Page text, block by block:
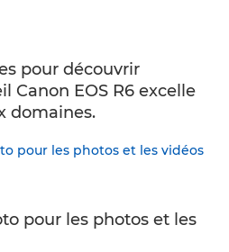
pour découvrir
Canon EOS R6 excelle
domaines.
pour les photos et les